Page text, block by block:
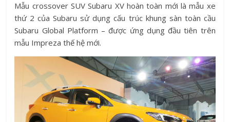
Mẫu crossover SUV Subaru XV hoàn toàn mới là mẫu xe
thứ 2 của Subaru sử dụng cấu trúc khung sàn toàn cầu
Subaru Global Platform – được ứng dụng đầu tiên trên
mẫu Impreza thế hệ mới.